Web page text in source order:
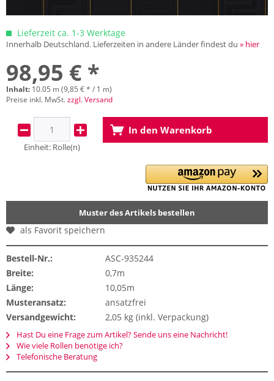
Lieferzeit ca. 1-3 Werktage
Innerhalb Deutschland. Lieferzeiten in andere Länder findest du » hier
98,95 € *
Inhalt: 10.05 m (9,85 € * / 1 m)
Preise inkl. MwSt.zzgl. Versand
Einheit: Rolle(n)
In den Warenkorb
Muster des Artikels bestellen
als Favorit speichern
Bestell-Nr.:
ASC-935244
Breite:
0,7m
Länge:
10,05m
Musteransatz:
ansatzfrei
Versandgewicht:
2,05 kg (inkl. Verpackung)
Hast Du eine Frage zum Artikel? Sende uns eine Nachricht!
Wie viele Rollen benötige ich?
Telefonische Beratung